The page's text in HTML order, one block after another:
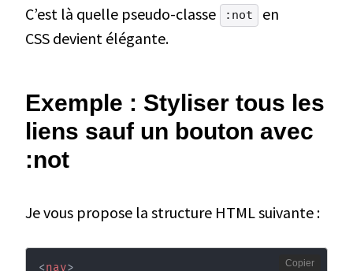
C’est là quelle pseudo-classe
:not
en
CSS devient élégante.
Exemple : Styliser tous les
liens sauf un bouton avec
:not
Je vous propose la structure HTML suivante :
<nav>
Copier